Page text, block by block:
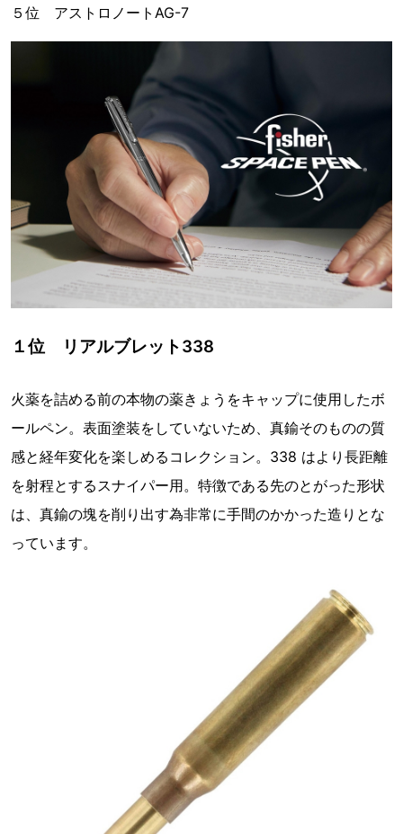
５位 アストロノートAG-7
１位 リアルブレット338
火薬を詰める前の本物の薬きょうをキャップに使用したボ
ールペン。表面塗装をしていないため、真鍮そのものの質
感と経年変化を楽しめるコレクション。338 はより長距離
を射程とするスナイパー用。特徴である先のとがった形状
は、真鍮の塊を削り出す為非常に手間のかかった造りとな
っています。